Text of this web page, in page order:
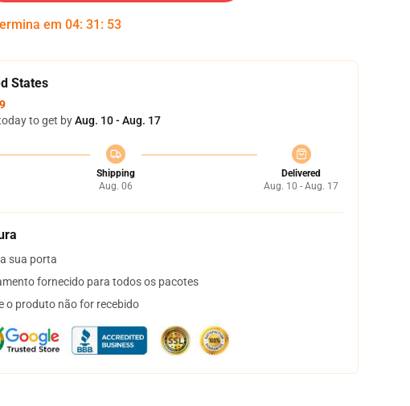
em 04: 31 : 52
States
to get byAug. 10 - Aug. 17
Shipping
Aug. 06
Delivered
Aug. 10 - Aug. 17
sua porta
fornecido para todos os pacotes
o produto não for recebido